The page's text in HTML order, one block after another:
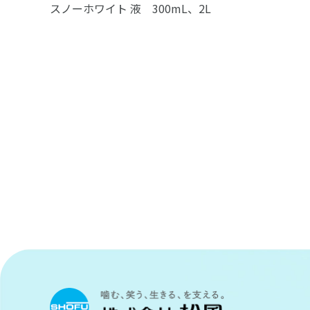
スノーホワイト 液 300mL、2L